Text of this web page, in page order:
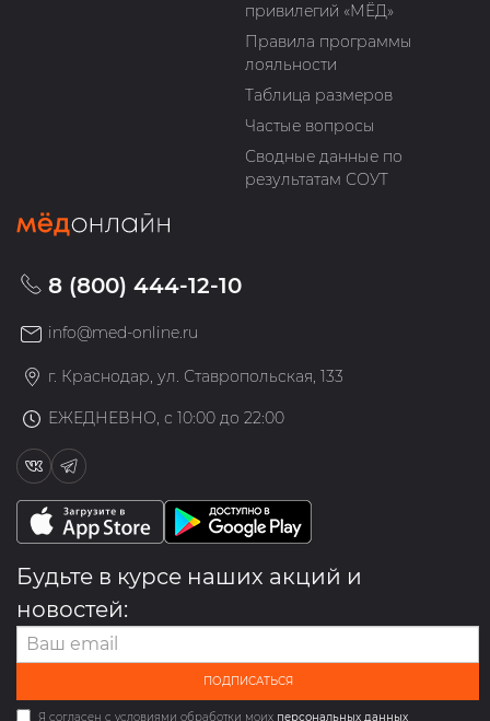
привилегий «МЁД»
Правила программы
лояльности
Таблица размеров
Частые вопросы
Сводные данные по
результатам СОУТ
8 (800) 444-12-10
info@med-online.ru
г. Краснодар, ул. Ставропольская, 133
ЕЖЕДНЕВНО, с 10:00 до 22:00
Будьте в курсе наших акций и
новостей:
ПОДПИСАТЬСЯ
Я согласен с условиями обработки моих персональных данных